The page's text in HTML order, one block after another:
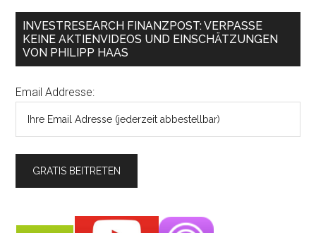
INVESTRESEARCH FINANZPOST: VERPASSE
KEINE AKTIENVIDEOS UND EINSCHÄTZUNGEN
VON PHILIPP HAAS
Email Addresse: